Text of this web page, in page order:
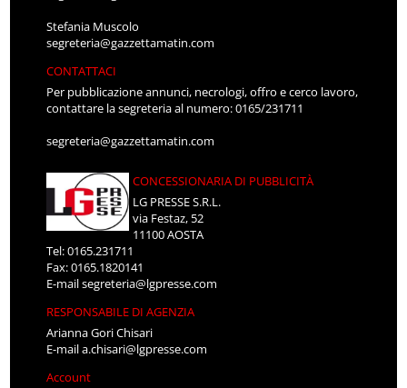
Stefania Muscolo
segreteria@gazzettamatin.com
CONTATTACI
Per pubblicazione annunci, necrologi, offro e cerco lavoro,
contattare la segreteria al numero: 0165/231711
segreteria@gazzettamatin.com
CONCESSIONARIA DI PUBBLICITÀ
LG PRESSE S.R.L.
via Festaz, 52
11100 AOSTA
Tel: 0165.231711
Fax: 0165.1820141
E-mailsegreteria@lgpresse.com
RESPONSABILE DI AGENZIA
Arianna Gori Chisari
E-maila.chisari@lgpresse.com
Account